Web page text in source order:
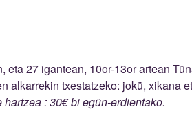
eta 27 igantean, 10or-13or artean
alkarrekin txestatzeko: jokü, xikana
hartzea : 30€ bi egün-erdientako.